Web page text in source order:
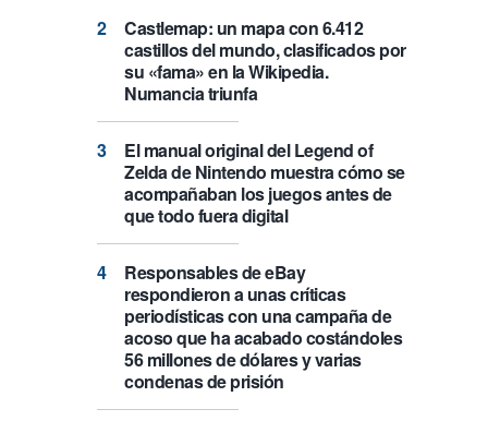
Castlemap: un mapa con 6.412
castillos del mundo, clasificados por
su «fama» en la Wikipedia.
Numancia triunfa
El manual original del Legend of
Zelda de Nintendo muestra cómo se
acompañaban los juegos antes de
que todo fuera digital
Responsables de eBay
respondieron a unas críticas
periodísticas con una campaña de
acoso que ha acabado costándoles
56 millones de dólares y varias
condenas de prisión